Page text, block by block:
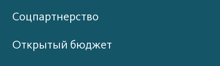
Соцпартнерство
Открытый бюджет